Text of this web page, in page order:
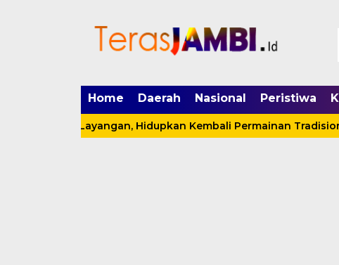
Home Daerah Nasional Peristiwa
Layangan, Hidupkan Kembali Permainan Tradisional di